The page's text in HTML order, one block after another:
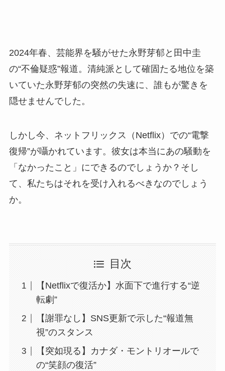
2024年春、芸能界を騒がせた永野芽郁と田中圭
の“不倫疑惑”報道。清純派として確固たる地位を築
いていた永野芽郁の突然の失速に、誰もが驚きを
隠せませんでした。
しかし今、ネットフリックス（Netflix）での“電撃
復帰”が囁かれています。彼女は本当にあの騒動を
「なかったこと」にできるのでしょうか？そし
て、私たちはそれを受け入れるべきなのでしょう
か。
目次
【Netflixで復活か】水面下で進行する“逆
転劇”
【謝罪なし】SNS更新で示した“報道無
視”のスタンス
【突如現る】カナダ・モントリオールで
の“笑顔の復活”